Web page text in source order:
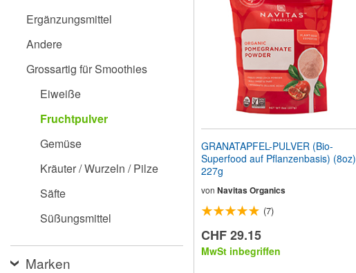
Sehbehinderte
anzupassen,
einen
Bildschirmleser
verwenden;
Drücken
Eingabehilfemenü
Ergänzungsmittel
Andere
Grossartig für Smoothies
Eiweiße
Fruchtpulver
Gemüse
Kräuter / Wurzeln / Pilze
Säfte
Süßungsmittel
Marken
GRANATAPFEL-PULVER (Bio-
Superfood auf Pflanzenbasis) (8oz)
227g
von Navitas Organics
(7)
CHF 29.15
MwSt inbegriffen